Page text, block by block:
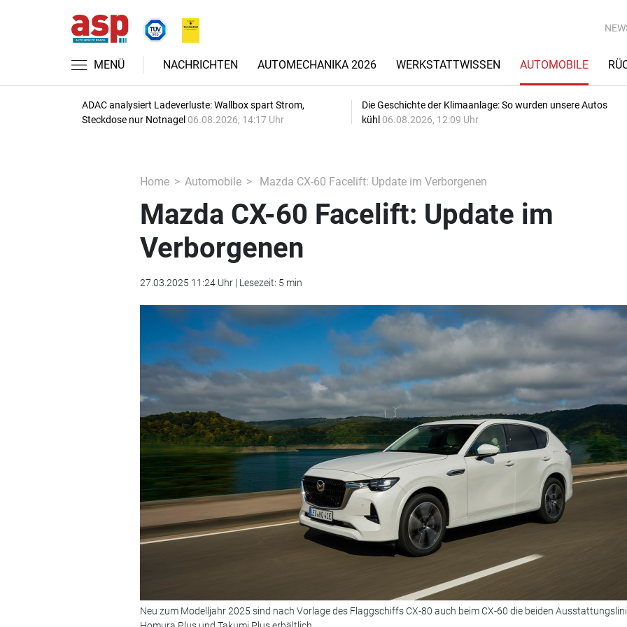
MENÜ NACHRICHTEN AUTOMECHANIKA 2026 WERKSTATTWISSEN AUTOMOBILE
ADAC analysiert Ladeverluste: Wallbox spart Strom,
Steckdose nur Notnagel 06.08.2026, 14:17 Uhr
Die Geschichte der Klimaanlage: So wurden unsere Autos
kühl 06.08.2026, 12:09 Uhr
Home Automobile Mazda CX-60 Facelift: Update im Verborgenen
Mazda CX-60 Facelift: Update im
Verborgenen
27.03.2025 11:24 Uhr | Lesezeit: 5 min
Neu zum Modelljahr 2025 sind nach Vorlage des Flaggschiffs CX-80 auch beim CX-60 die beiden